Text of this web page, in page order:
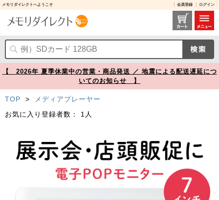
メモリダイレクトへようこそ 会員登録 ログイン
電子ポップモニター SDカード USBメモリ内の動画を再生 7インチモニター【メモリダイレクト】
【 2026年 夏季休業中の営業・商品発送 ／ 地震による配送遅延につ
いてのお知らせ 】
TOP >
メディアプレーヤー
お気に入り登録者数：
1人